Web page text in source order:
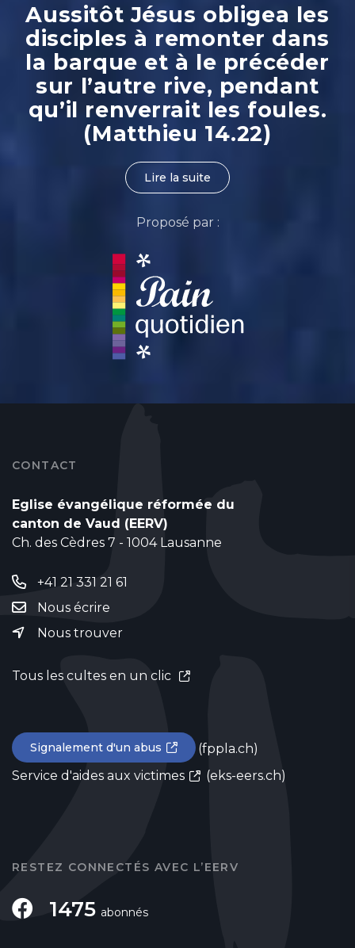
Aussitôt Jésus obligea les
disciples à remonter dans
la barque et à le précéder
sur l’autre rive, pendant
qu’il renverrait les foules.
(Matthieu 14.22)
Lire la suite
Proposé par :
CONTACT
Eglise évangélique réformée du
canton de Vaud (EERV)
Ch. des Cèdres 7 - 1004 Lausanne
+41 21 331 21 61
Nous écrire
Nous trouver
Tous les cultes en un clic
Signalement d'un abus
(fppla.ch)
Service d'aides aux victimes
(eks-eers.ch)
RESTEZ CONNECTÉS AVEC L’EERV
1475 abonnés